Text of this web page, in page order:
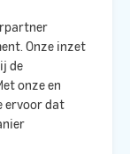
Onze inzet
de
onze en
ervoor dat